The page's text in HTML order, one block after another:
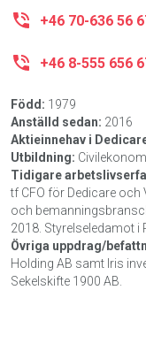
+46 70-636 56
+46 8-555 656
Född: 1979
Anställd sedan: 2016
Aktieinnehav i
Utbildning:
Tidigare
tf CFO för Dedicare och
och
2018. Styrelseledamot i
Övriga uppdrag/
Holding AB samt Iris
Sekelskifte 1900 AB.